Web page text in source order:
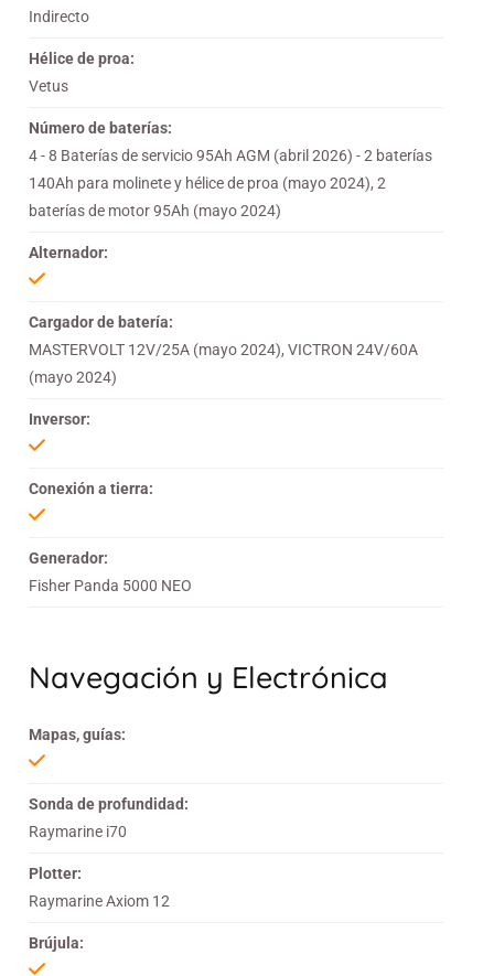
Indirecto
Hélice de proa:
Vetus
Número de baterías:
4 - 8 Baterías de servicio 95Ah AGM (abril 2026) - 2 baterías
140Ah para molinete y hélice de proa (mayo 2024), 2
baterías de motor 95Ah (mayo 2024)
Alternador:
Cargador de batería:
MASTERVOLT 12V/25A (mayo 2024), VICTRON 24V/60A
(mayo 2024)
Inversor:
Conexión a tierra:
Generador:
Fisher Panda 5000 NEO
Navegación y Electrónica
Mapas, guías:
Sonda de profundidad:
Raymarine i70
Plotter:
Raymarine Axiom 12
Brújula: